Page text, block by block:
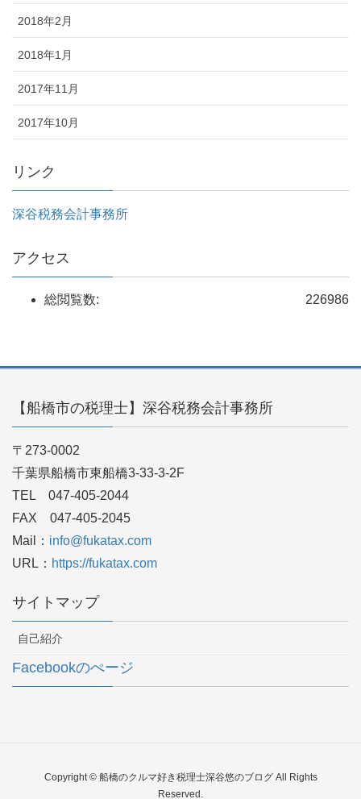
2018年2月
2018年1月
2017年11月
2017年10月
リンク
深谷税務会計事務所
アクセス
226986
総閲覧数:
【船橋市の税理士】深谷税務会計事務所
〒273-0002
千葉県船橋市東船橋3-33-3-2F
TEL 047-405-2044
FAX 047-405-2045
Mail： info@fukatax.com
URL： https://fukatax.com
サイトマップ
自己紹介
Facebookのぺージ
Copyright © 船橋のクルマ好き税理士深谷悠のブログ All Rights
Reserved.